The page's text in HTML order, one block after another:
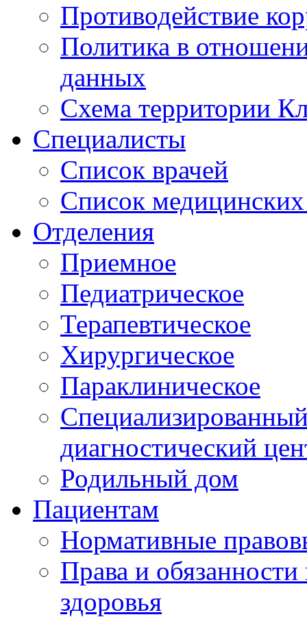
Противодействие
Политика в
данных
Схема территории
Специалисты
Список врачей
Список медицинских
Отделения
Приемное
Педиатрическое
Терапевтическое
Хирургическое
Параклиническое
диагностический
Родильный дом
Пациентам
Нормативные
Права и
здоровья